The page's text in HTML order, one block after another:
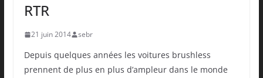
RTR
21 juin 2014 sebr
Depuis quelques années les voitures brushless
prennent de plus en plus d’ampleur dans le monde